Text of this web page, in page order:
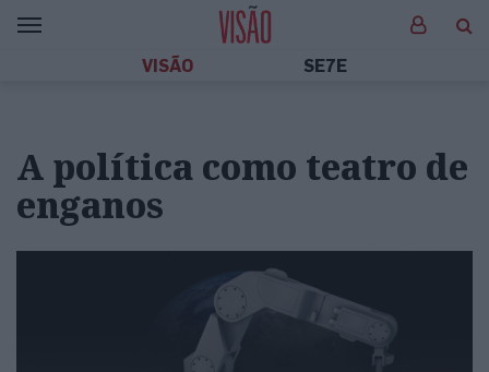
VISÃO SE7E
A política como teatro de
enganos